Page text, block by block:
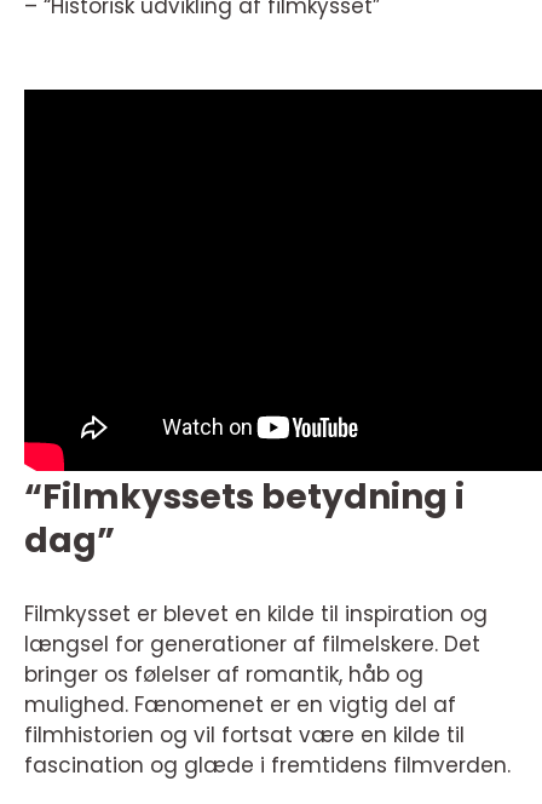
“Filmkyssets betydning i
dag”
Filmkysset er blevet en kilde til inspiration og
længsel for generationer af filmelskere. Det
bringer os følelser af romantik, håb og
mulighed. Fænomenet er en vigtig del af
filmhistorien og vil fortsat være en kilde til
fascination og glæde i fremtidens filmverden.